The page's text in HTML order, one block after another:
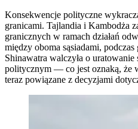
Konsekwencje polityczne
granicami. Tajlandia i Kambodża
granicznych w ramach działań
między oboma sąsiadami,
Shinawatra walczyła o
politycznym — co jest oznaką, że
teraz powiązane z decyzjami